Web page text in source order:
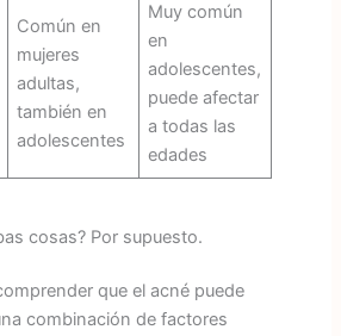
Común en
mujeres
adultas,
también en
adolescentes
Muy común
en
adolescentes,
puede afectar
a todas las
edades
cosas? Por supuesto.
que el acné puede
combinación de factores